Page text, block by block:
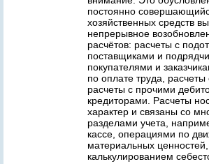
постоянно
хозяйственных средств
непрерывное
расчётов: расчеты с
поставщиками и
покупателями и
по оплате труда,
расчеты с прочими
кредиторами. Расчеты
характер и связаны со
разделами учета,
кассе, операциями по
материальных
калькулированием